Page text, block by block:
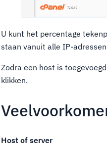
U kunt het percentage
staan vanuit alle IP-
Zodra een host is
klikken.
Host of server